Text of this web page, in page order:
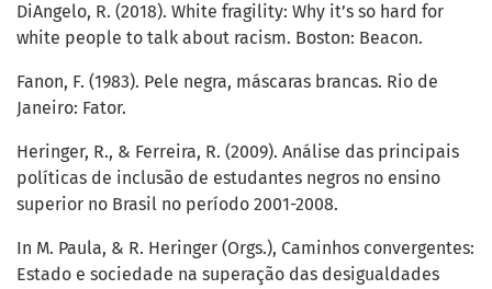
DiAngelo, R. (2018). White fragility: Why it’s so hard for
white people to talk about racism. Boston: Beacon.
Fanon, F. (1983). Pele negra, máscaras brancas. Rio de
Janeiro: Fator.
Heringer, R., & Ferreira, R. (2009). Análise das principais
políticas de inclusão de estudantes negros no ensino
superior no Brasil no período 2001-2008.
In M. Paula, & R. Heringer (Orgs.), Caminhos convergentes:
Estado e sociedade na superação das desigualdades